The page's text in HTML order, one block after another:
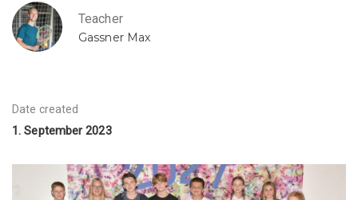
Teacher
Gassner Max
Date created
1. September 2023